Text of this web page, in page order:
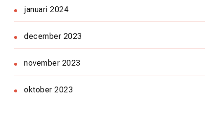
januari 2024
december 2023
november 2023
oktober 2023